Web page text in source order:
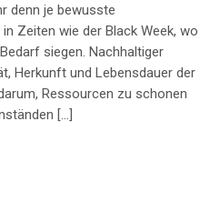
denn je bewusste
Zeiten wie der Black Week, wo
siegen. Nachhaltiger
Herkunft und Lebensdauer der
Ressourcen zu schonen
[…]